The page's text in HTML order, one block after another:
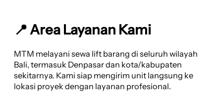
📍 Area Layanan Kami
MTM melayani sewa lift barang di seluruh wilayah
Bali, termasuk Denpasar dan kota/kabupaten
sekitarnya. Kami siap mengirim unit langsung ke
lokasi proyek dengan layanan profesional.